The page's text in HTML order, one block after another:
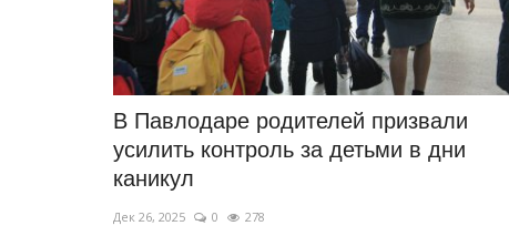
В Павлодаре родителей призвали
усилить контроль за детьми в дни
каникул
Дек 26, 2025 0 278